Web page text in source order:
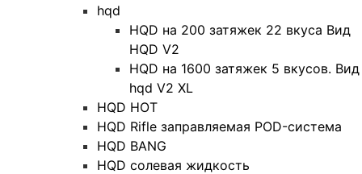
hqd
HQD на 200 затяжек 22 вкуса Вид
HQD V2
HQD на 1600 затяжек 5 вкусов. Вид
hqd V2 XL
HQD HOT
HQD Rifle заправляемая POD-система
HQD BANG
HQD солевая жидкость